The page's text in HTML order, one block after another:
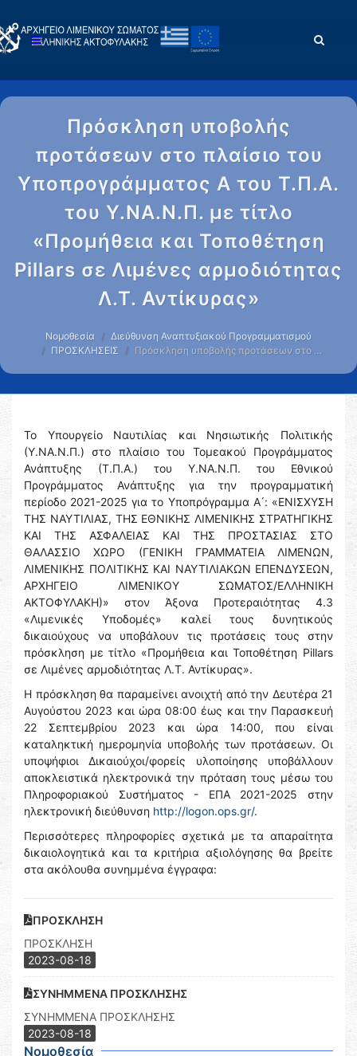
Πρόσκληση υποβολής
προτάσεων στο πλαίσιο του
Υποπρογράμματος Α του Τ.Π.Α.
του Υ.ΝΑ.Ν.Π. με τίτλο
«Προμήθεια και Τοποθέτηση
Pillars σε Λιμένες αρμοδιότητας
Λ.Τ. Αντίκυρας»
Νομοθεσία
Διεύθυνση Αναπτυξιακού Προγραμματισμού
ΠΡΟΣΚΛΗΣΕΙΣ
Πρόσκληση υποβολής προτάσεων στο …
Το Υπουργείο Ναυτιλίας και Νησιωτικής Πολιτικής
(Υ.ΝΑ.Ν.Π.) στο πλαίσιο του Τομεακού Προγράμματος
Ανάπτυξης (Τ.Π.Α.) του Υ.ΝΑ.Ν.Π. του Εθνικού
Προγράμματος Ανάπτυξης για την προγραμματική
περίοδο 2021-2025 για το Υποπρόγραμμα Α ́: «ΕΝΙΣΧΥΣΗ
ΤΗΣ ΝΑΥΤΙΛΙΑΣ, ΤΗΣ ΕΘΝΙΚΗΣ ΛΙΜΕΝΙΚΗΣ ΣΤΡΑΤΗΓΙΚΗΣ
ΚΑΙ ΤΗΣ ΑΣΦΑΛΕΙΑΣ ΚΑΙ ΤΗΣ ΠΡΟΣΤΑΣΙΑΣ ΣΤΟ
ΘΑΛΑΣΣΙΟ ΧΩΡΟ (ΓΕΝΙΚΗ ΓΡΑΜΜΑΤΕΙΑ ΛΙΜΕΝΩΝ,
ΛΙΜΕΝΙΚΗΣ ΠΟΛΙΤΙΚΗΣ ΚΑΙ ΝΑΥΤΙΛΙΑΚΩΝ ΕΠΕΝΔΥΣΕΩΝ,
ΑΡΧΗΓΕΙΟ ΛΙΜΕΝΙΚΟΥ ΣΩΜΑΤΟΣ/ΕΛΛΗΝΙΚΗ
ΑΚΤΟΦΥΛΑΚΗ)» στον Άξονα Προτεραιότητας 4.3
«Λιμενικές Υποδομές» καλεί τους δυνητικούς
δικαιούχους να υποβάλουν τις προτάσεις τους στην
πρόσκληση με τίτλο «Προμήθεια και Τοποθέτηση Pillars
σε Λιμένες αρμοδιότητας Λ.Τ. Αντίκυρας».
Η πρόσκληση θα παραμείνει ανοιχτή από την Δευτέρα 21
Αυγούστου 2023 και ώρα 08:00 έως και την Παρασκευή
22 Σεπτεμβρίου 2023 και ώρα 14:00, που είναι
καταληκτική ημερομηνία υποβολής των προτάσεων. Οι
υποψήφιοι Δικαιούχοι/φορείς υλοποίησης υποβάλλουν
αποκλειστικά ηλεκτρονικά την πρόταση τους μέσω του
Πληροφοριακού Συστήματος - ΕΠΑ 2021-2025 στην
ηλεκτρονική διεύθυνση http://logon.ops.gr/.
Περισσότερες πληροφορίες σχετικά με τα απαραίτητα
δικαιολογητικά και τα κριτήρια αξιολόγησης θα βρείτε
στα ακόλουθα συνημμένα έγγραφα:
ΠΡΟΣΚΛΗΣΗ
ΠΡΟΣΚΛΗΣΗ
2023-08-18
ΣΥΝΗΜΜΕΝΑ ΠΡΟΣΚΛΗΣΗΣ
ΣΥΝΗΜΜΕΝΑ ΠΡΟΣΚΛΗΣΗΣ
2023-08-18
Νομοθεσία